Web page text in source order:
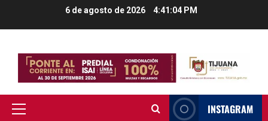
6 de agosto de 2026 4:41:04 PM
Menú
INSTAGRAM